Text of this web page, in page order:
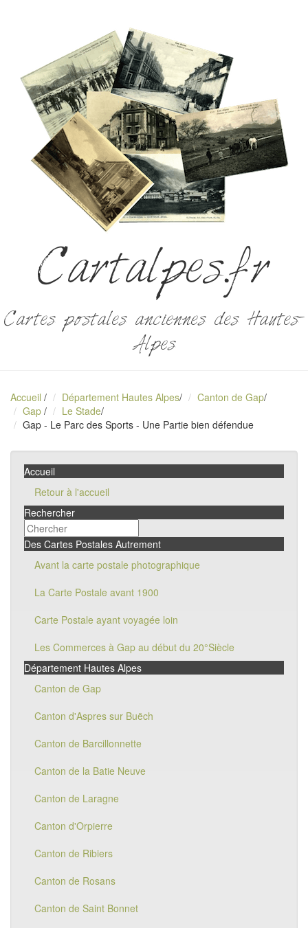
Cartalpes.fr
Cartes postales anciennes des Hautes-
Alpes
Accueil / Département Hautes Alpes/ Canton de Gap/
Gap / Le Stade/
Gap - Le Parc des Sports - Une Partie bien défendue
Accueil
Retour à l'accueil
Rechercher
Des Cartes Postales Autrement
Avant la carte postale photographique
La Carte Postale avant 1900
Carte Postale ayant voyagée loin
Les Commerces à Gap au début du 20°Siècle
Département Hautes Alpes
Canton de Gap
Canton d'Aspres sur Buëch
Canton de Barcillonnette
Canton de la Batie Neuve
Canton de Laragne
Canton d'Orpierre
Canton de Ribiers
Canton de Rosans
Canton de Saint Bonnet